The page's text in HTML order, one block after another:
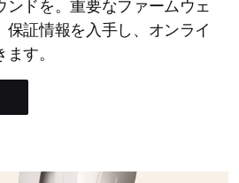
ンドを。重要なファームウェ
保証情報を入手し、オンライ
す。